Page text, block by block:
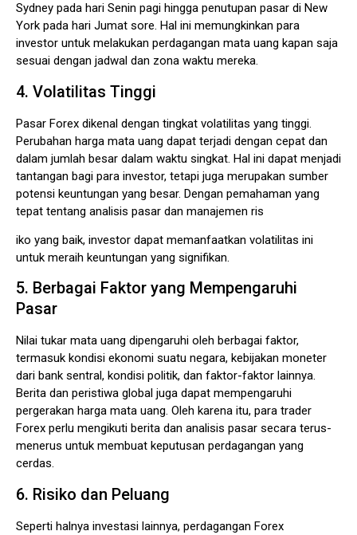
Sydney pada hari Senin pagi hingga penutupan pasar di New
York pada hari Jumat sore. Hal ini memungkinkan para
investor untuk melakukan perdagangan mata uang kapan saja
sesuai dengan jadwal dan zona waktu mereka.
4. Volatilitas Tinggi
Pasar Forex dikenal dengan tingkat volatilitas yang tinggi.
Perubahan harga mata uang dapat terjadi dengan cepat dan
dalam jumlah besar dalam waktu singkat. Hal ini dapat menjadi
tantangan bagi para investor, tetapi juga merupakan sumber
potensi keuntungan yang besar. Dengan pemahaman yang
tepat tentang analisis pasar dan manajemen ris
iko yang baik, investor dapat memanfaatkan volatilitas ini
untuk meraih keuntungan yang signifikan.
5. Berbagai Faktor yang Mempengaruhi
Pasar
Nilai tukar mata uang dipengaruhi oleh berbagai faktor,
termasuk kondisi ekonomi suatu negara, kebijakan moneter
dari bank sentral, kondisi politik, dan faktor-faktor lainnya.
Berita dan peristiwa global juga dapat mempengaruhi
pergerakan harga mata uang. Oleh karena itu, para trader
Forex perlu mengikuti berita dan analisis pasar secara terus-
menerus untuk membuat keputusan perdagangan yang
cerdas.
6. Risiko dan Peluang
Seperti halnya investasi lainnya, perdagangan Forex